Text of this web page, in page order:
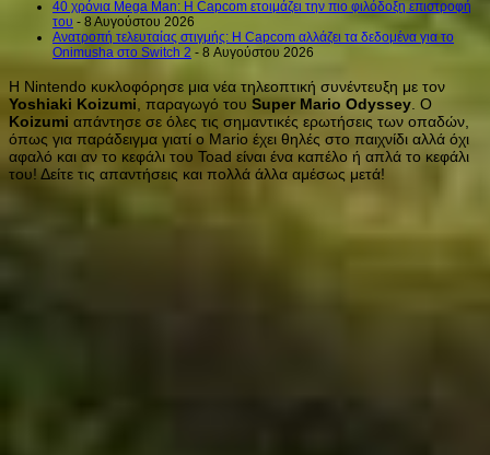
40 χρόνια Mega Man: Η Capcom ετοιμάζει την πιο φιλόδοξη επιστροφή
του - 8 Αυγούστου 2026
Ανατροπή τελευταίας στιγμής: Η Capcom αλλάζει τα δεδομένα για το
Onimusha στο Switch 2 - 8 Αυγούστου 2026
Η Nintendo κυκλοφόρησε μια νέα τηλεοπτική συνέντευξη με τον
Yoshiaki Koizumi , παραγωγό του Super Mario Odyssey . Ο
Koizumi απάντησε σε όλες τις σημαντικές ερωτήσεις των οπαδών,
όπως για παράδειγμα γιατί ο Mario έχει θηλές στο παιχνίδι αλλά όχι
αφαλό και αν το κεφάλι του Toad είναι ένα καπέλο ή απλά το κεφάλι
του! Δείτε τις απαντήσεις και πολλά άλλα αμέσως μετά!